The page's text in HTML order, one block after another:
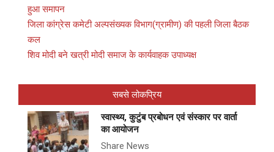
हुआ समापन
जिला कांग्रेस कमेटी अल्पसंख्यक विभाग(ग्रामीण) की पहली जिला बैठक
कल
शिव मोदी बने खत्री मोदी समाज के कार्यवाहक उपाध्यक्ष
सबसे लोकप्रिय
स्वास्थ्य, कुटुंब प्रबोधन एवं संस्कार पर वार्ता
का आयोजन
Share News